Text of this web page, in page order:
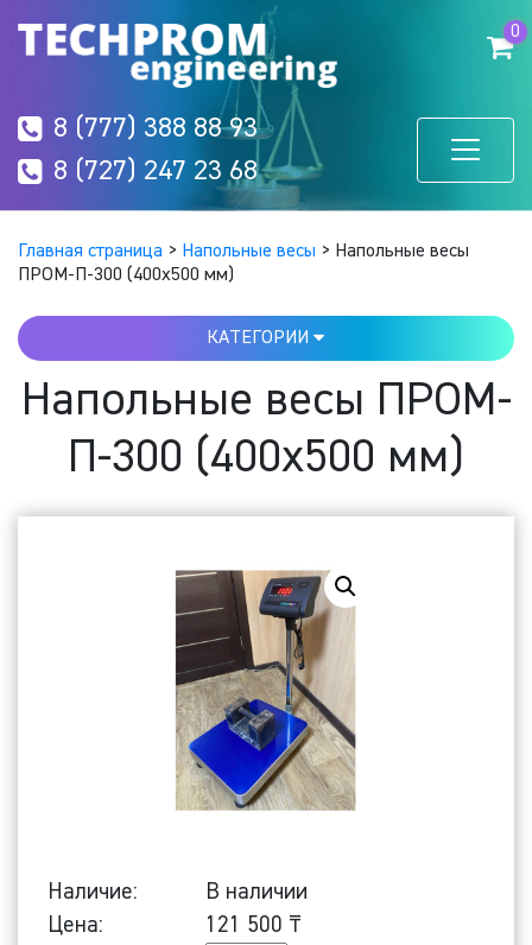
0
8 (777) 388 88 93
8 (727) 247 23 68
Главная страница > Напольные весы > Напольные весы
ПРОМ-П-300 (400х500 мм)
КАТЕГОРИИ
Напольные весы ПРОМ-
П-300 (400х500 мм)
Наличие:
В наличии
Цена:
121 500 ₸